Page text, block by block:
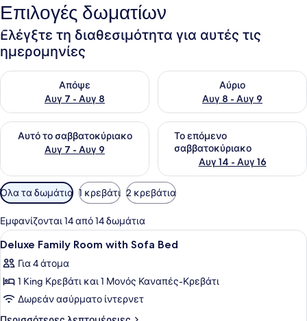
Επιλογές δωματίων
Ελέγξτε τη διαθεσιμότητα για αυτές τις
ημερομηνίες
Απόψε
Αυγ 7 - Αυγ 8
Έλεγχος διαθεσιμότητας για απόψε Αυγ 7 - Αυγ 8
Αύριο
Αυγ 8 - Αυγ 9
Έλεγχος διαθεσιμότητας
Αυτό το σαββατοκύριακο
Αυγ 7 - Αυγ 9
Έλεγχος διαθεσιμότητας για αυτό το σαββατοκύριακο
Το επόμενο
σαββατοκύριακο
Αυγ 14 - Αυγ 16
Έλεγχος διαθεσιμότητας
Διαθέσιμα
φίλτρα
για
τα
δωμάτια
Όλα τα δωμάτια 1 κρεβάτι 2 κρεβάτια
Εμφανίζονται 14 από 14 δωμάτια
Προβολή
όλων
των
φωτογραφιών
για
Deluxe
Μίνι μπαρ, χρηματοκιβώτιο στο
8
Deluxe Family Room with Sofa Bed
Για 4 άτομα
1 King Κρεβάτι και 1 Μονός Καναπές-Κρεβάτι
Δωρεάν ασύρματο ίντερνετ